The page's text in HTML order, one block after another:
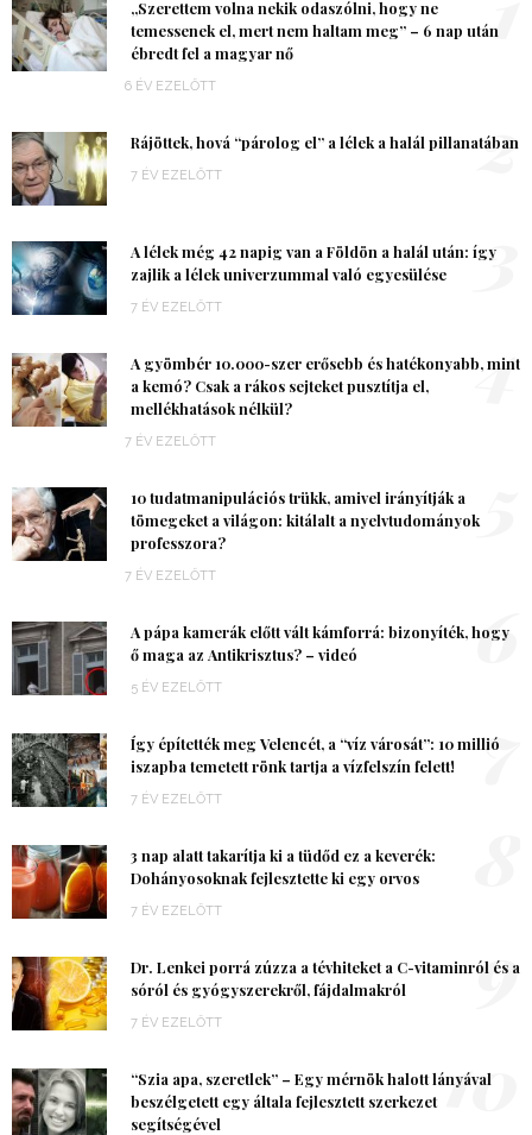
„Szerettem volna nekik odaszólni, hogy ne
temessenek el, mert nem haltam meg” – 6 nap után
ébredt fel a magyar nő
6 ÉV EZELŐTT
Rájöttek, hová “párolog el” a lélek a halál pillanatában
7 ÉV EZELŐTT 2
A lélek még 42 napig van a Földön a halál után: így
zajlik a lélek univerzummal való egyesülése
7 ÉV EZELŐTT
3
A gyömbér 10.000-szer erősebb és hatékonyabb, mint
a kemó? Csak a rákos sejteket pusztítja el,
mellékhatások nélkül?
7 ÉV EZELŐTT
4
10 tudatmanipulációs trükk, amivel irányítják a
tömegeket a világon: kitálalt a nyelvtudományok
professzora?
7 ÉV EZELŐTT
A pápa kamerák előtt vált kámforrá: bizonyíték, hogy
ő maga az Antikrisztus? – videó
5 ÉV EZELŐTT
6
Így építették meg Velencét, a “víz városát”: 10 millió
iszapba temetett rönk tartja a vízfelszín felett!
7 ÉV EZELŐTT
7
3 nap alatt takarítja ki a tüdőd ez a keverék:
Dohányosoknak fejlesztette ki egy orvos
7 ÉV EZELŐTT
Dr. Lenkei porrá zúzza a tévhiteket a C-vitaminról és a
sóról és gyógyszerekről, fájdalmakról
7 ÉV EZELŐTT
9
“Szia apa, szeretlek” – Egy mérnök halott lányával
beszélgetett egy általa fejlesztett szerkezet
segítségével
10